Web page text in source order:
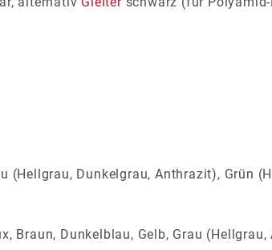
Dunkelgrau, Anthrazit), Grün
Dunkelblau, Gelb, Grau